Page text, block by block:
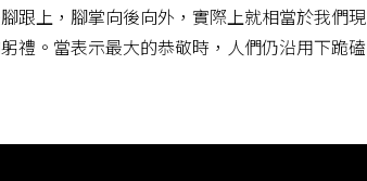
跟上，腳掌向後向外，實際上就相當於我們現
禮。當表示最大的恭敬時，人們仍沿用下跪磕